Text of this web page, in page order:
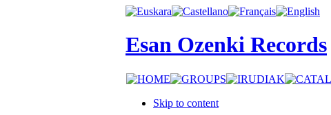
Esan Ozenki Records
Skip to content